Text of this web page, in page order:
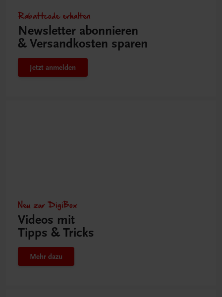
Rabattcode erhalten
Newsletter abonnieren
& Versandkosten sparen
Jetzt anmelden
Neu zur DigiBox
Videos mit
Tipps & Tricks
Mehr dazu